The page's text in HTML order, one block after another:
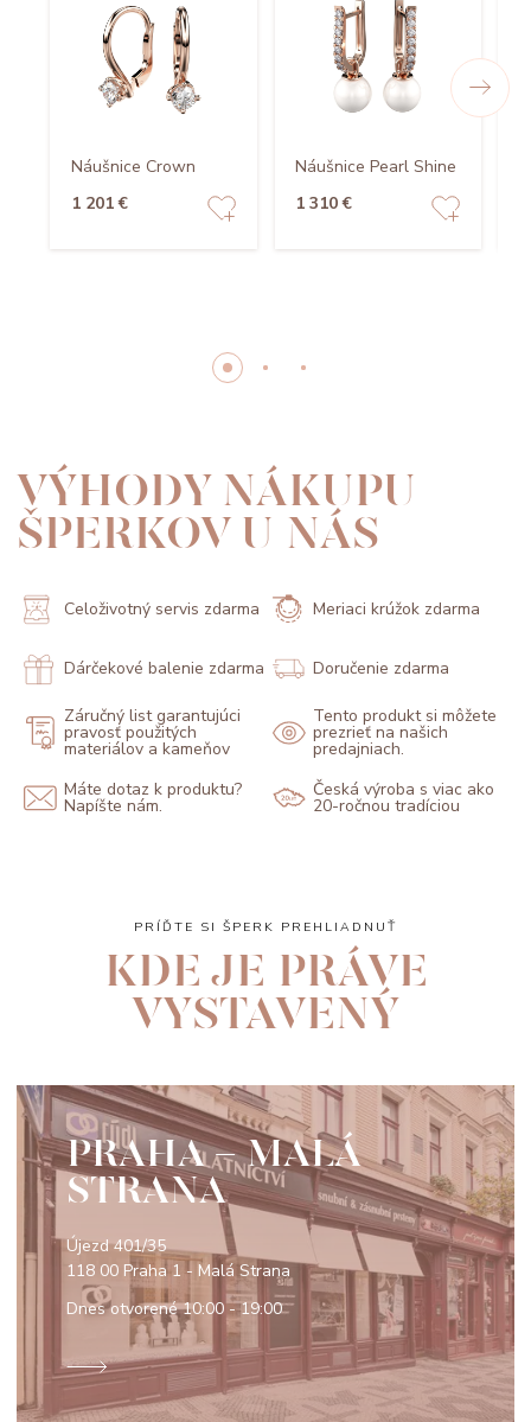
Náušnice Crown
1 201 €
Náušnice Pearl Shine
1 310 €
VÝHODY NÁKUPU
ŠPERKOV U NÁS
Celoživotný servis zdarma Meriaci krúžok zdarma
Dárčekové balenie zdarma Doručenie zdarma
Záručný list garantujúci
pravosť použitých
materiálov a kameňov
Tento produkt si môžete
prezrieť na našich
predajniach.
Máte dotaz k produktu?
Napíšte nám.
Česká výroba s viac ako
20-ročnou tradíciou
PRÍĎTE SI ŠPERK PREHLIADNUŤ
KDE JE PRÁVE
VYSTAVENÝ
PRAHA - MALÁ
STRANA
Újezd 401/35
118 00 Praha 1 - Malá Strana
Dnes otvorené10:00 - 19:00